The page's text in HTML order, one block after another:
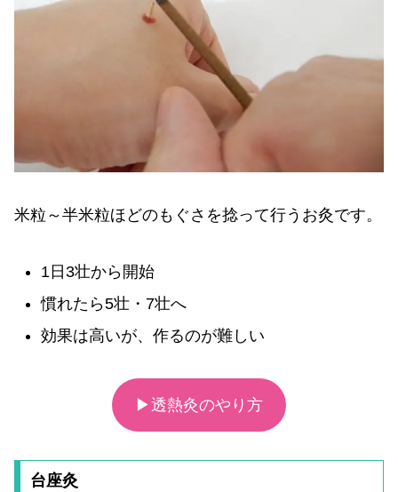
米粒～半米粒ほどのもぐさを捻って行うお灸です。
1日3壮から開始
慣れたら5壮・7壮へ
効果は高いが、作るのが難しい
▶透熱灸のやり方
台座灸